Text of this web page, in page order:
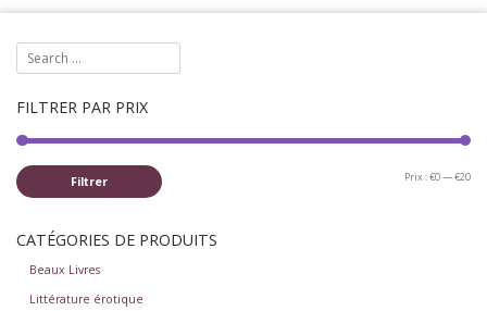
FILTRER PAR PRIX
Prix
Prix
Filtrer Prix :€0—€20
CATÉGORIES DE PRODUITS
Beaux Livres
Littérature érotique